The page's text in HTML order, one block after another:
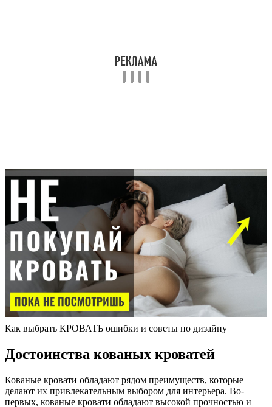
Как выбрать КРОВАТЬ ошибки и советы по дизайну
Достоинства кованых кроватей
Кованые кровати обладают рядом преимуществ, которые
делают их привлекательным выбором для интерьера. Во-
первых, кованые кровати обладают высокой прочностью и